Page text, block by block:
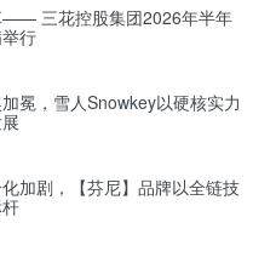
—— 三花控股集团2026年半年
行
冕，雪人Snowkey以硬核实力
加剧，【芬尼】品牌以全链技